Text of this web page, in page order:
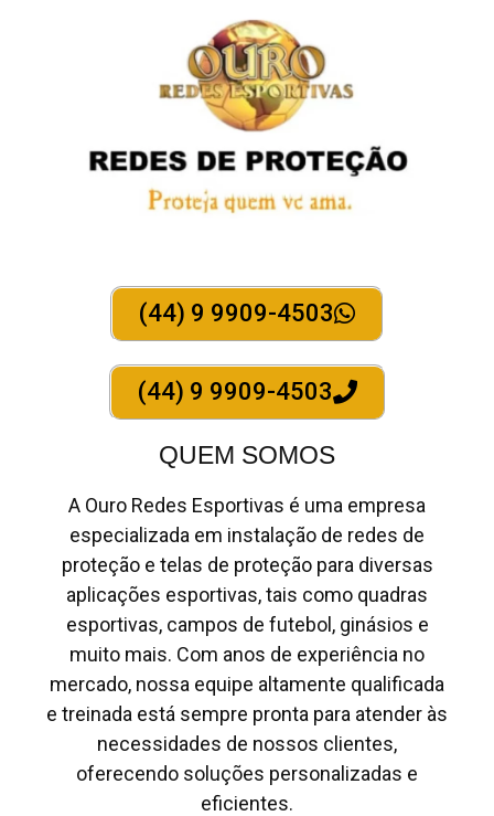
(44) 9 9909-4503
(44) 9 9909-4503
QUEM SOMOS
A Ouro Redes Esportivas é uma empresa
especializada em instalação de redes de
proteção e telas de proteção para diversas
aplicações esportivas, tais como quadras
esportivas, campos de futebol, ginásios e
muito mais. Com anos de experiência no
mercado, nossa equipe altamente qualificada
e treinada está sempre pronta para atender às
necessidades de nossos clientes,
oferecendo soluções personalizadas e
eficientes.